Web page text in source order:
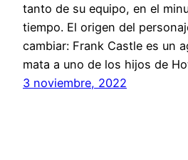
tanto de su equipo, en el
tiempo. El origen del
cambiar: Frank Castle es un
mata a uno de los hijos de
3 noviembre, 2022